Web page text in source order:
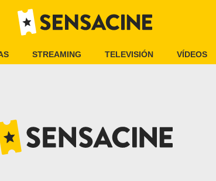
STREAMING TELEVISIÓN VÍDEOS